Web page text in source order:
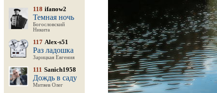
118 ifanow2
Темная ночь
Богословский
Никита
117 Alex-s51
Раз ладошка
Зарицкая Евгения
111 Sanich1958
Дождь в саду
Митяев Олег